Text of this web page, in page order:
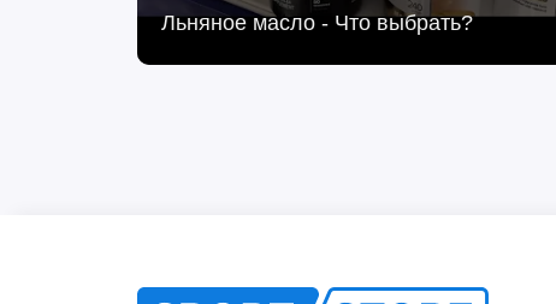
Льняное масло - Что выбрать?